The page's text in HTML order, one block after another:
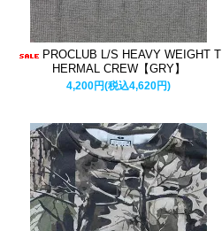
PROCLUB L/S HEAVY WEIGHT T
HERMAL CREW【GRY】
4,200円(税込4,620円)